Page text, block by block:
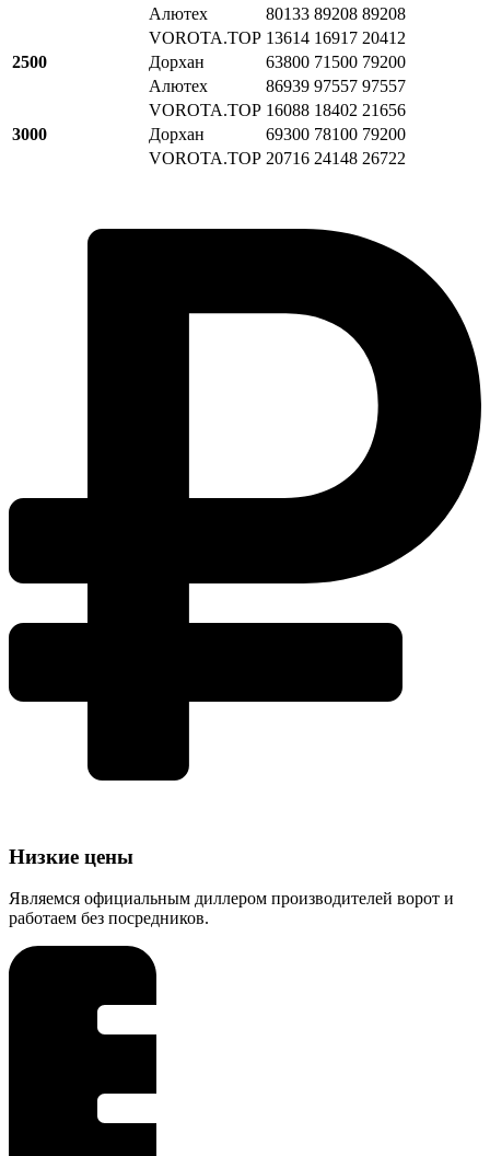
Алютех
80133 89208 89208
VOROTA.TOP 13614 16917 20412
2500
Дорхан 63800 71500 79200
Алютех
86939 97557 97557
VOROTA.TOP 16088 18402 21656
3000
Дорхан 69300 78100 79200
VOROTA.TOP 20716 24148 26722
Низкие цены
Являемся официальным диллером производителей ворот и
работаем без посредников.